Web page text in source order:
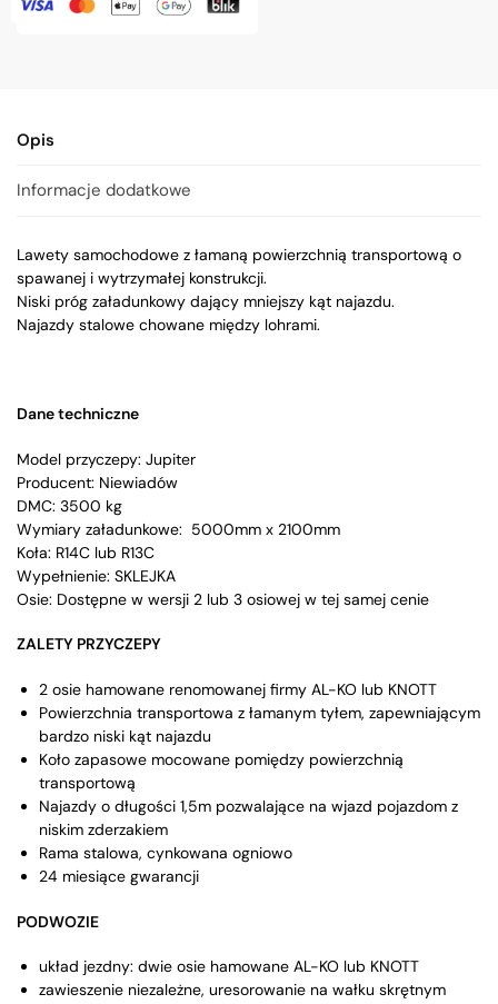
Opis
Informacje dodatkowe
Lawety samochodowe z łamaną powierzchnią transportową o
spawanej i wytrzymałej konstrukcji.
Niski próg załadunkowy dający mniejszy kąt najazdu.
Najazdy stalowe chowane między lohrami.
Dane techniczne
Model przyczepy: Jupiter
Producent: Niewiadów
DMC: 3500 kg
Wymiary załadunkowe: 5000mm x 2100mm
Koła: R14C lub R13C
Wypełnienie: SKLEJKA
Osie: Dostępne w wersji 2 lub 3 osiowej w tej samej cenie
ZALETY PRZYCZEPY
2 osie hamowane renomowanej firmy AL-KO lub KNOTT
Powierzchnia transportowa z łamanym tyłem, zapewniającym
bardzo niski kąt najazdu
Koło zapasowe mocowane pomiędzy powierzchnią
transportową
Najazdy o długości 1,5m pozwalające na wjazd pojazdom z
niskim zderzakiem
Rama stalowa, cynkowana ogniowo
24 miesiące gwarancji
PODWOZIE
układ jezdny: dwie osie hamowane AL-KO lub KNOTT
zawieszenie niezależne, uresorowanie na wałku skrętnym